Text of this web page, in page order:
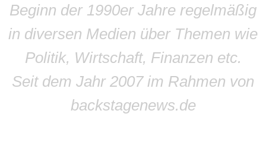
Beginn der 1990er Jahre regelmäßig
in diversen Medien über Themen wie
Politik, Wirtschaft, Finanzen etc.
Seit dem Jahr 2007 im Rahmen von
backstagenews.de